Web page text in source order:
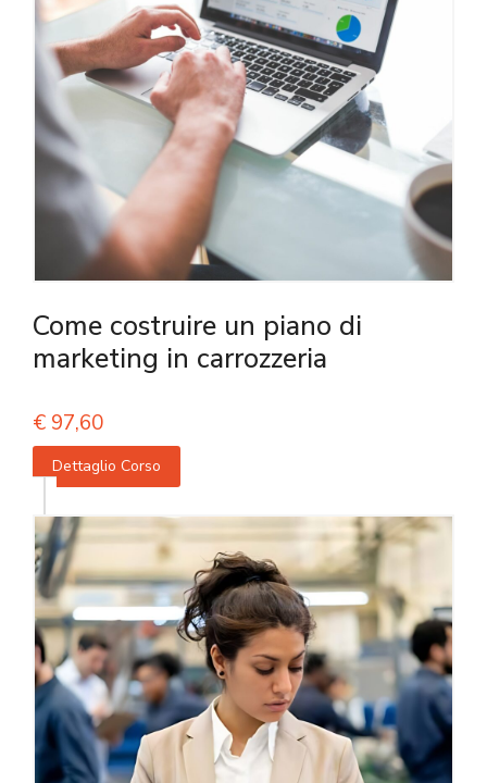
Come costruire un piano di
marketing in carrozzeria
€ 97,60
Dettaglio Corso